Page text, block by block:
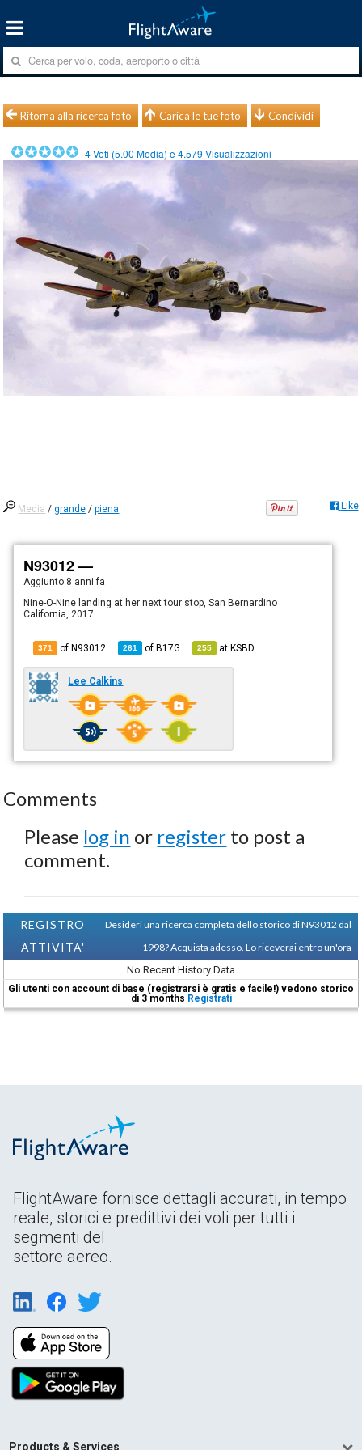
Ritorna alla ricerca foto Carica le tue foto Condividi
4Voti (5.00 Media) e4.579 Visualizzazioni
Media /grande /piena Like
N93012 —
Aggiunto 8 anni fa
Nine-O-Nine landing at her next tour stop, San Bernardino
California, 2017.
371 of N93012 261 ofB17G 255 atKSBD
Lee Calkins
Comments
Please log in or register to post a
comment.
REGISTRO
ATTIVITA'
Desideri una ricerca completa dello storico di N93012 dal
1998?Acquista adesso. Lo riceverai entro un'ora
No Recent History Data
Gli utenti con account di base (registrarsi è gratis e facile!) vedono storico
di 3 months Registrati
FlightAware fornisce dettagli accurati, in tempo
reale, storici e predittivi dei voli per tutti i
segmenti del
settore aereo.
Products & Services